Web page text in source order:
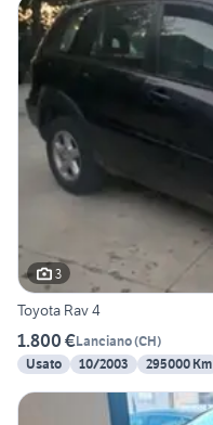
3
Toyota Rav 4
1.800 €Lanciano(CH)
Usato
10/2003 295000 Km